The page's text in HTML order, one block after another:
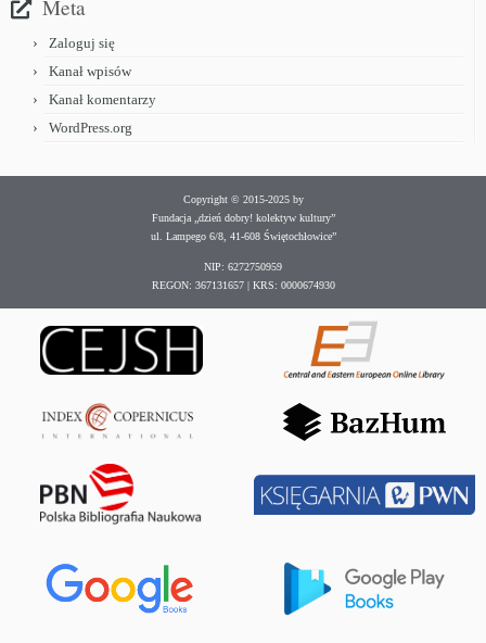
Meta
Zaloguj się
Kanał wpisów
Kanał komentarzy
WordPress.org
Copyright © 2015-2025 by
Fundacja „dzień dobry! kolektyw kultury”
ul. Lampego 6/8, 41-608 Świętochłowice”
NIP: 6272750959
REGON: 367131657 | KRS: 0000674930